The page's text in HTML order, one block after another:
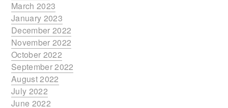
March 2023
January 2023
December 2022
November 2022
October 2022
September 2022
August 2022
July 2022
June 2022